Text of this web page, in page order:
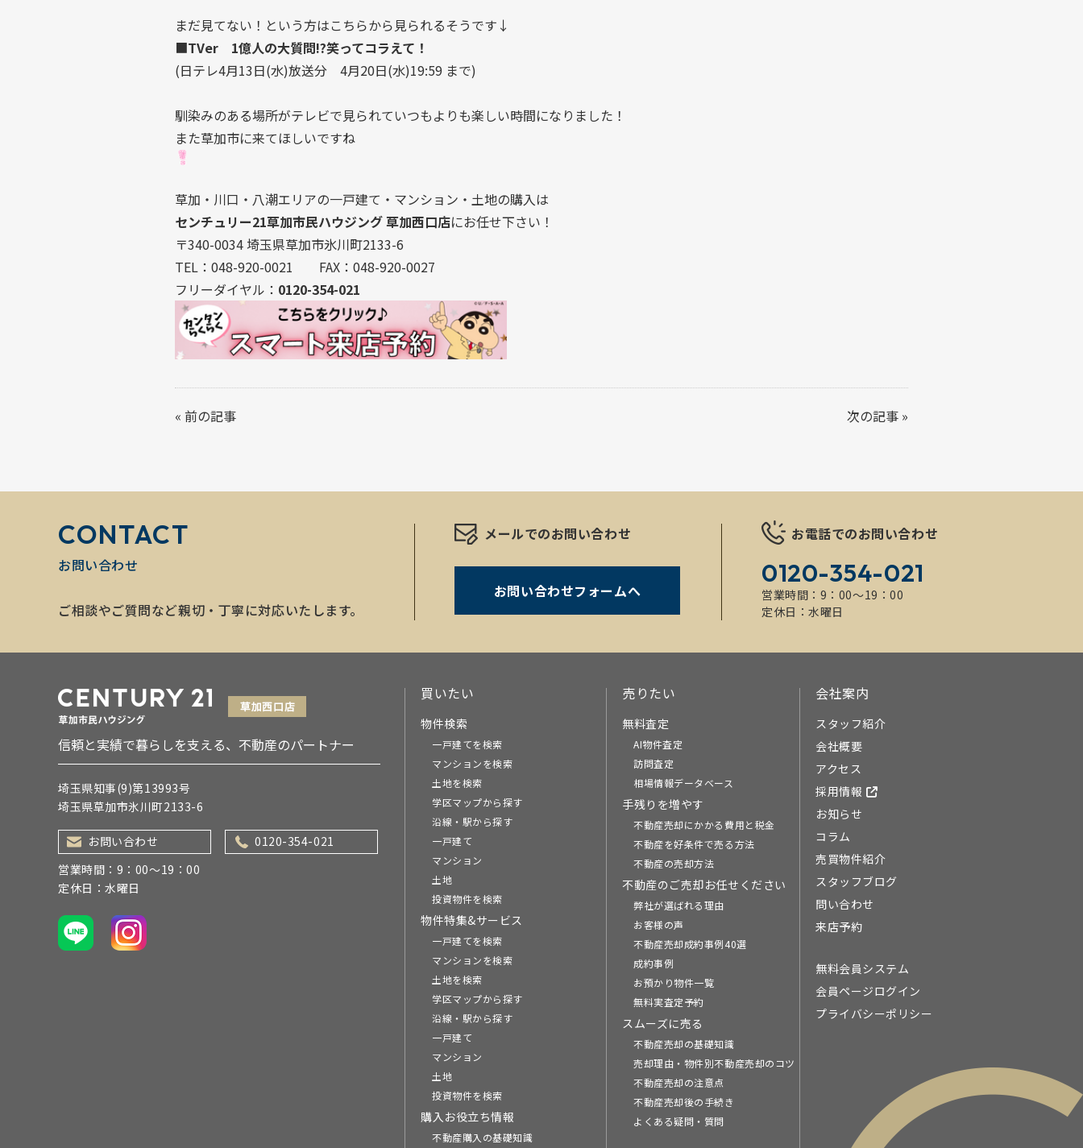
まだ見てない！という方はこちらから見られるそうです↓
■TVer 1億人の大質問!?笑ってコラえて！
(日テレ4月13日(水)放送分 4月20日(水)19:59 まで)
馴染みのある場所がテレビで見られていつもよりも楽しい時間になりました！
また草加市に来てほしいですね
草加・川口・八潮エリアの一戸建て・マンション・土地の購入は
センチュリー21草加市民ハウジング 草加西口店にお任せ下さい！
〒340-0034 埼玉県草加市氷川町2133-6
TEL：048-920-0021 FAX：048-920-0027
フリーダイヤル： 0120-354-021
« 前の記事 次の記事 »
CONTACT
お問い合わせ
ご相談やご質問など親切・丁寧に対応いたします。
メールでのお問い合わせ
お問い合わせフォームへ
お電話でのお問い合わせ
0120-354-021
営業時間：9：00～19：00
定休日：水曜日
信頼と実績で暮らしを支える、不動産のパートナー
埼玉県知事(9)第13993号
埼玉県草加市氷川町2133-6
お問い合わせ
0120-354-021
営業時間：9：00～19：00
定休日：水曜日
買いたい
物件検索
一戸建てを検索
マンションを検索
土地を検索
学区マップから探す
沿線・駅から探す
一戸建て
マンション
土地
投資物件を検索
物件特集&サービス
一戸建てを検索
マンションを検索
土地を検索
学区マップから探す
沿線・駅から探す
一戸建て
マンション
土地
投資物件を検索
購入お役立ち情報
不動産購入の基礎知識
売りたい
無料査定
AI物件査定
訪問査定
相場情報データベース
手残りを増やす
不動産売却にかかる費用と税金
不動産を好条件で売る方法
不動産の売却方法
不動産のご売却お任せください
弊社が選ばれる理由
お客様の声
不動産売却成約事例40選
成約事例
お預かり物件一覧
無料実査定予約
スムーズに売る
不動産売却の基礎知識
売却理由・物件別不動産売却のコツ
不動産売却の注意点
不動産売却後の手続き
よくある疑問・質問
会社案内
スタッフ紹介
会社概要
アクセス
採用情報
お知らせ
コラム
売買物件紹介
スタッフブログ
問い合わせ
来店予約
無料会員システム
会員ページログイン
プライバシーポリシー